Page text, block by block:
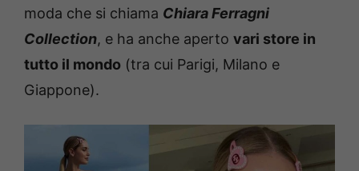
moda che si chiama Chiara Ferragni
Collection, e ha anche aperto vari store in
tutto il mondo (tra cui Parigi, Milano e
Giappone).